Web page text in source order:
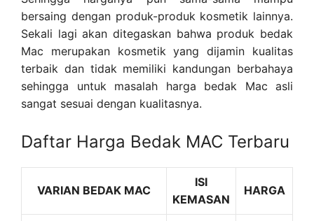
bersaing dengan produk-produk kosmetik lainnya.
Sekali lagi akan ditegaskan bahwa produk bedak
Mac merupakan kosmetik yang dijamin kualitas
terbaik dan tidak memiliki kandungan berbahaya
sehingga untuk masalah harga bedak Mac asli
sangat sesuai dengan kualitasnya.
Daftar Harga Bedak MAC Terbaru
VARIAN BEDAK MAC
ISI
KEMASAN
HARGA